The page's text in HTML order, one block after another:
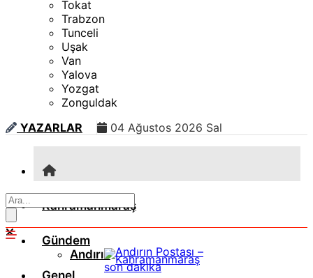
Tokat
Trabzon
Tunceli
Uşak
Van
Yalova
Yozgat
Zonguldak
YAZARLAR
04 Ağustos 2026 Sal
Kahramanmaraş
Andırın
Gündem
Genel